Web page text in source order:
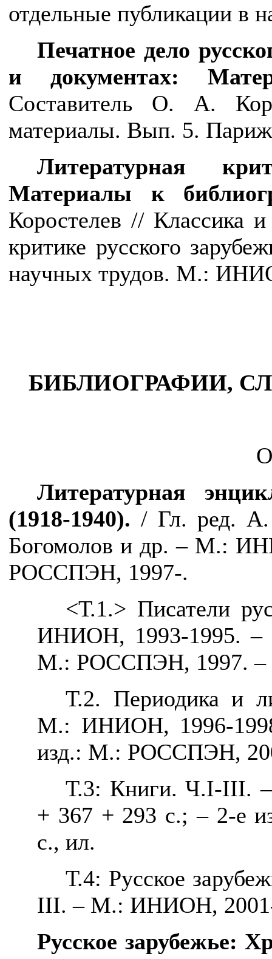
отдельные публикации в
Печатное дело
и документах:
Составитель О. А.
материалы. Вып. 5.
Литературная
Материалы к
Коростелев // Классика
критике русского
научных трудов. М.:
БИБЛИОГРАФИИ,
Литературная
(1918-1940)./ Гл. ред.
Богомолов и др. – М.:
РОССПЭН, 1997-.
<Т.1.> Писатели
ИНИОН, 1993-1995. –
М.: РОССПЭН, 1997. –
Т.2. Периодика и
М.: ИНИОН, 1996-
изд.: М.: РОССПЭН,
Т.3: Книги. Ч.I-III.
+ 367 + 293 с.; – 2-е
с., ил.
Т.4: Русское
III. – М.: ИНИОН,
Русское зарубежье: